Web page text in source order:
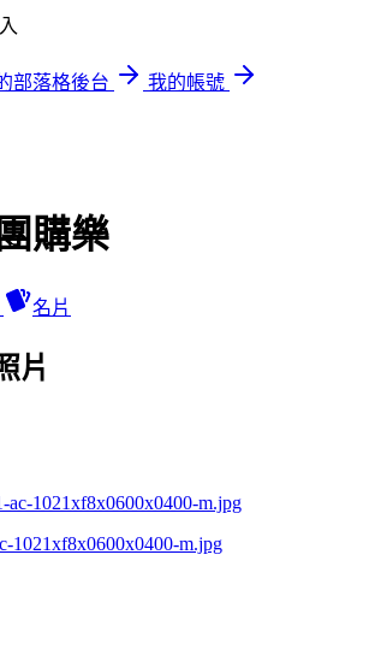
部落格後台
我的帳號
購樂
名片
片
1021xf8x0600x0400-m.jpg